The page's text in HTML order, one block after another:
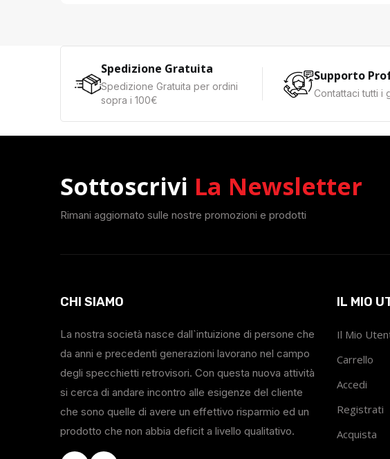
Spedizione Gratuita
Spedizione Gratuita per ordini
sopra i 100€
Supporto
Contattaci tutti i
Sottoscrivi La Newsletter
Rimani aggiornato sulle nostre promozioni e prodotti
CHI SIAMO
La nostra società nasce dall`intuizione di persone che
da anni e precedenti generazioni lavorano nel campo
degli specchietti retrovisori. Con questa nuova attività
si cerca di andare incontro alle esigenze del cliente
che sono quelle di avere un effettivo risparmio ed un
prodotto che non abbia deficit a livello qualitativo.
IL MIO
Il Mio
Carrello
Accedi
Registrati
Acquista